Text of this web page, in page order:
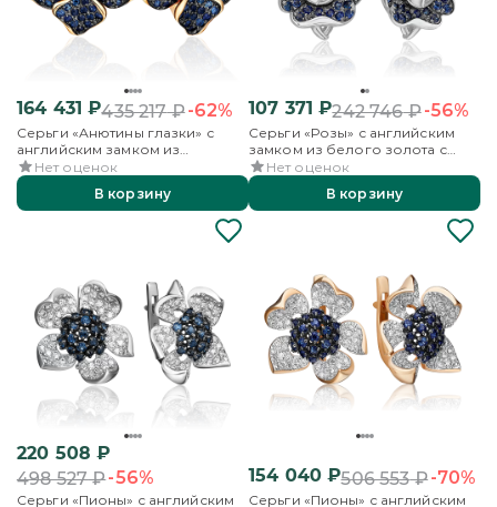
164 431 ₽435 217₽-62%
Серьги «Анютины глазки» с
английским замком из
красного золота с
бриллиантами и сапфирами
Нет оценок
В корзину
107 371 ₽242 746₽-56%
Серьги «Розы» с английским
замком из белого золота с
бриллиантами и сапфирами
Нет оценок
В корзину
220 508 ₽
498 527₽-56%
Серьги «Пионы» с английским
154 040 ₽506 553₽-70%
Серьги «Пионы» с английским